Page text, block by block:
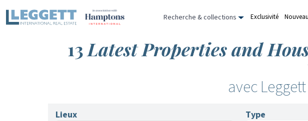
Recherche & collections Exclusivité
13 Latest Properties and
avec
Lieux Type